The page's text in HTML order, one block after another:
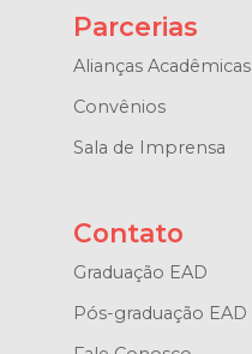
Parcerias
Alianças Acadêmicas
Convênios
Sala de Imprensa
Contato
Graduação EAD
Pós-graduação EAD